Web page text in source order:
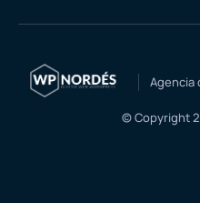
Agencia
© Copyright